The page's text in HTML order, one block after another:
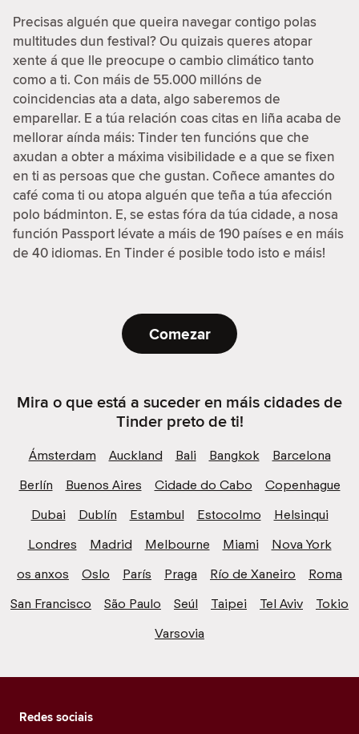
Precisas alguén que queira navegar contigo polas
multitudes dun festival? Ou quizais queres atopar
xente á que lle preocupe o cambio climático tanto
como a ti. Con máis de 55.000 millóns de
coincidencias ata a data, algo saberemos de
emparellar. E a túa relación coas citas en liña acaba de
mellorar aínda máis: Tinder ten funcións que che
axudan a obter a máxima visibilidade e a que se fixen
en ti as persoas que che gustan. Coñece amantes do
café coma ti ou atopa alguén que teña a túa afección
polo bádminton. E, se estas fóra da túa cidade, a nosa
función Passport lévate a máis de 190 países e en máis
de 40 idiomas. En Tinder é posible todo isto e máis!
Comezar
Mira o que está a suceder en máis cidades de
Tinder preto de ti!
Ámsterdam Auckland Bali Bangkok
Barcelona
Berlín
Buenos Aires Cidade do Cabo
Copenhague
Dubai
Dublín Estambul Estocolmo
Helsinqui
Londres
Madrid Melbourne Miami
Nova York
os anxos
Oslo París Praga Río de Xaneiro
Roma
San Francisco
São Paulo Seúl Taipei Tel Aviv
Tokio
Varsovia
Redes sociais